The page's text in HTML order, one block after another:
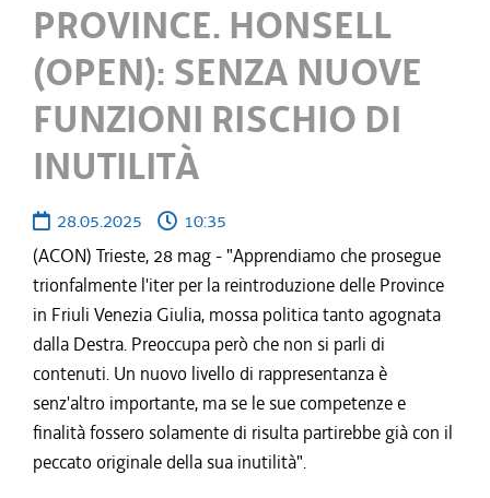
PROVINCE. HONSELL
(OPEN): SENZA NUOVE
FUNZIONI RISCHIO DI
INUTILITÀ
28.05.2025
10:35
(ACON) Trieste, 28 mag - "Apprendiamo che prosegue
trionfalmente l'iter per la reintroduzione delle Province
in Friuli Venezia Giulia, mossa politica tanto agognata
dalla Destra. Preoccupa però che non si parli di
contenuti. Un nuovo livello di rappresentanza è
senz'altro importante, ma se le sue competenze e
finalità fossero solamente di risulta partirebbe già con il
peccato originale della sua inutilità".